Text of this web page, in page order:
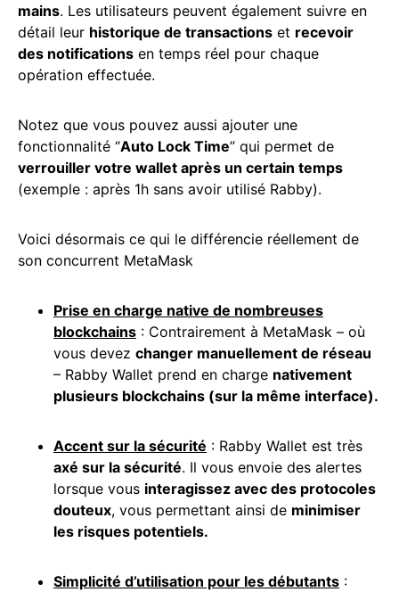
mains. Les utilisateurs peuvent également suivre en
détail leur historique de transactions et recevoir
des notifications en temps réel pour chaque
opération effectuée.
Notez que vous pouvez aussi ajouter une
fonctionnalité “Auto Lock Time” qui permet de
verrouiller votre wallet après un certain temps
(exemple : après 1h sans avoir utilisé Rabby).
Voici désormais ce qui le différencie réellement de
son concurrent MetaMask
Prise en charge native de nombreuses
blockchains : Contrairement à MetaMask – où
vous devez changer manuellement de réseau
– Rabby Wallet prend en charge nativement
plusieurs blockchains (sur la même interface).
Accent sur la sécurité : Rabby Wallet est très
axé sur la sécurité. Il vous envoie des alertes
lorsque vous interagissez avec des protocoles
douteux, vous permettant ainsi de minimiser
les risques potentiels.
Simplicité d’utilisation pour les débutants :